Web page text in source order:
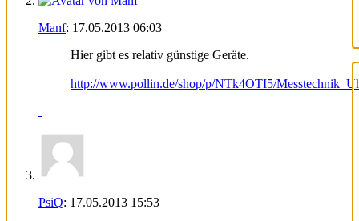
Manf: 17.05.2013 06:03
Hier gibt es relativ günstige Geräte.
http://www.pollin.de/shop/p/NTk4OTI5/
PsiQ: 17.05.2013 15:53